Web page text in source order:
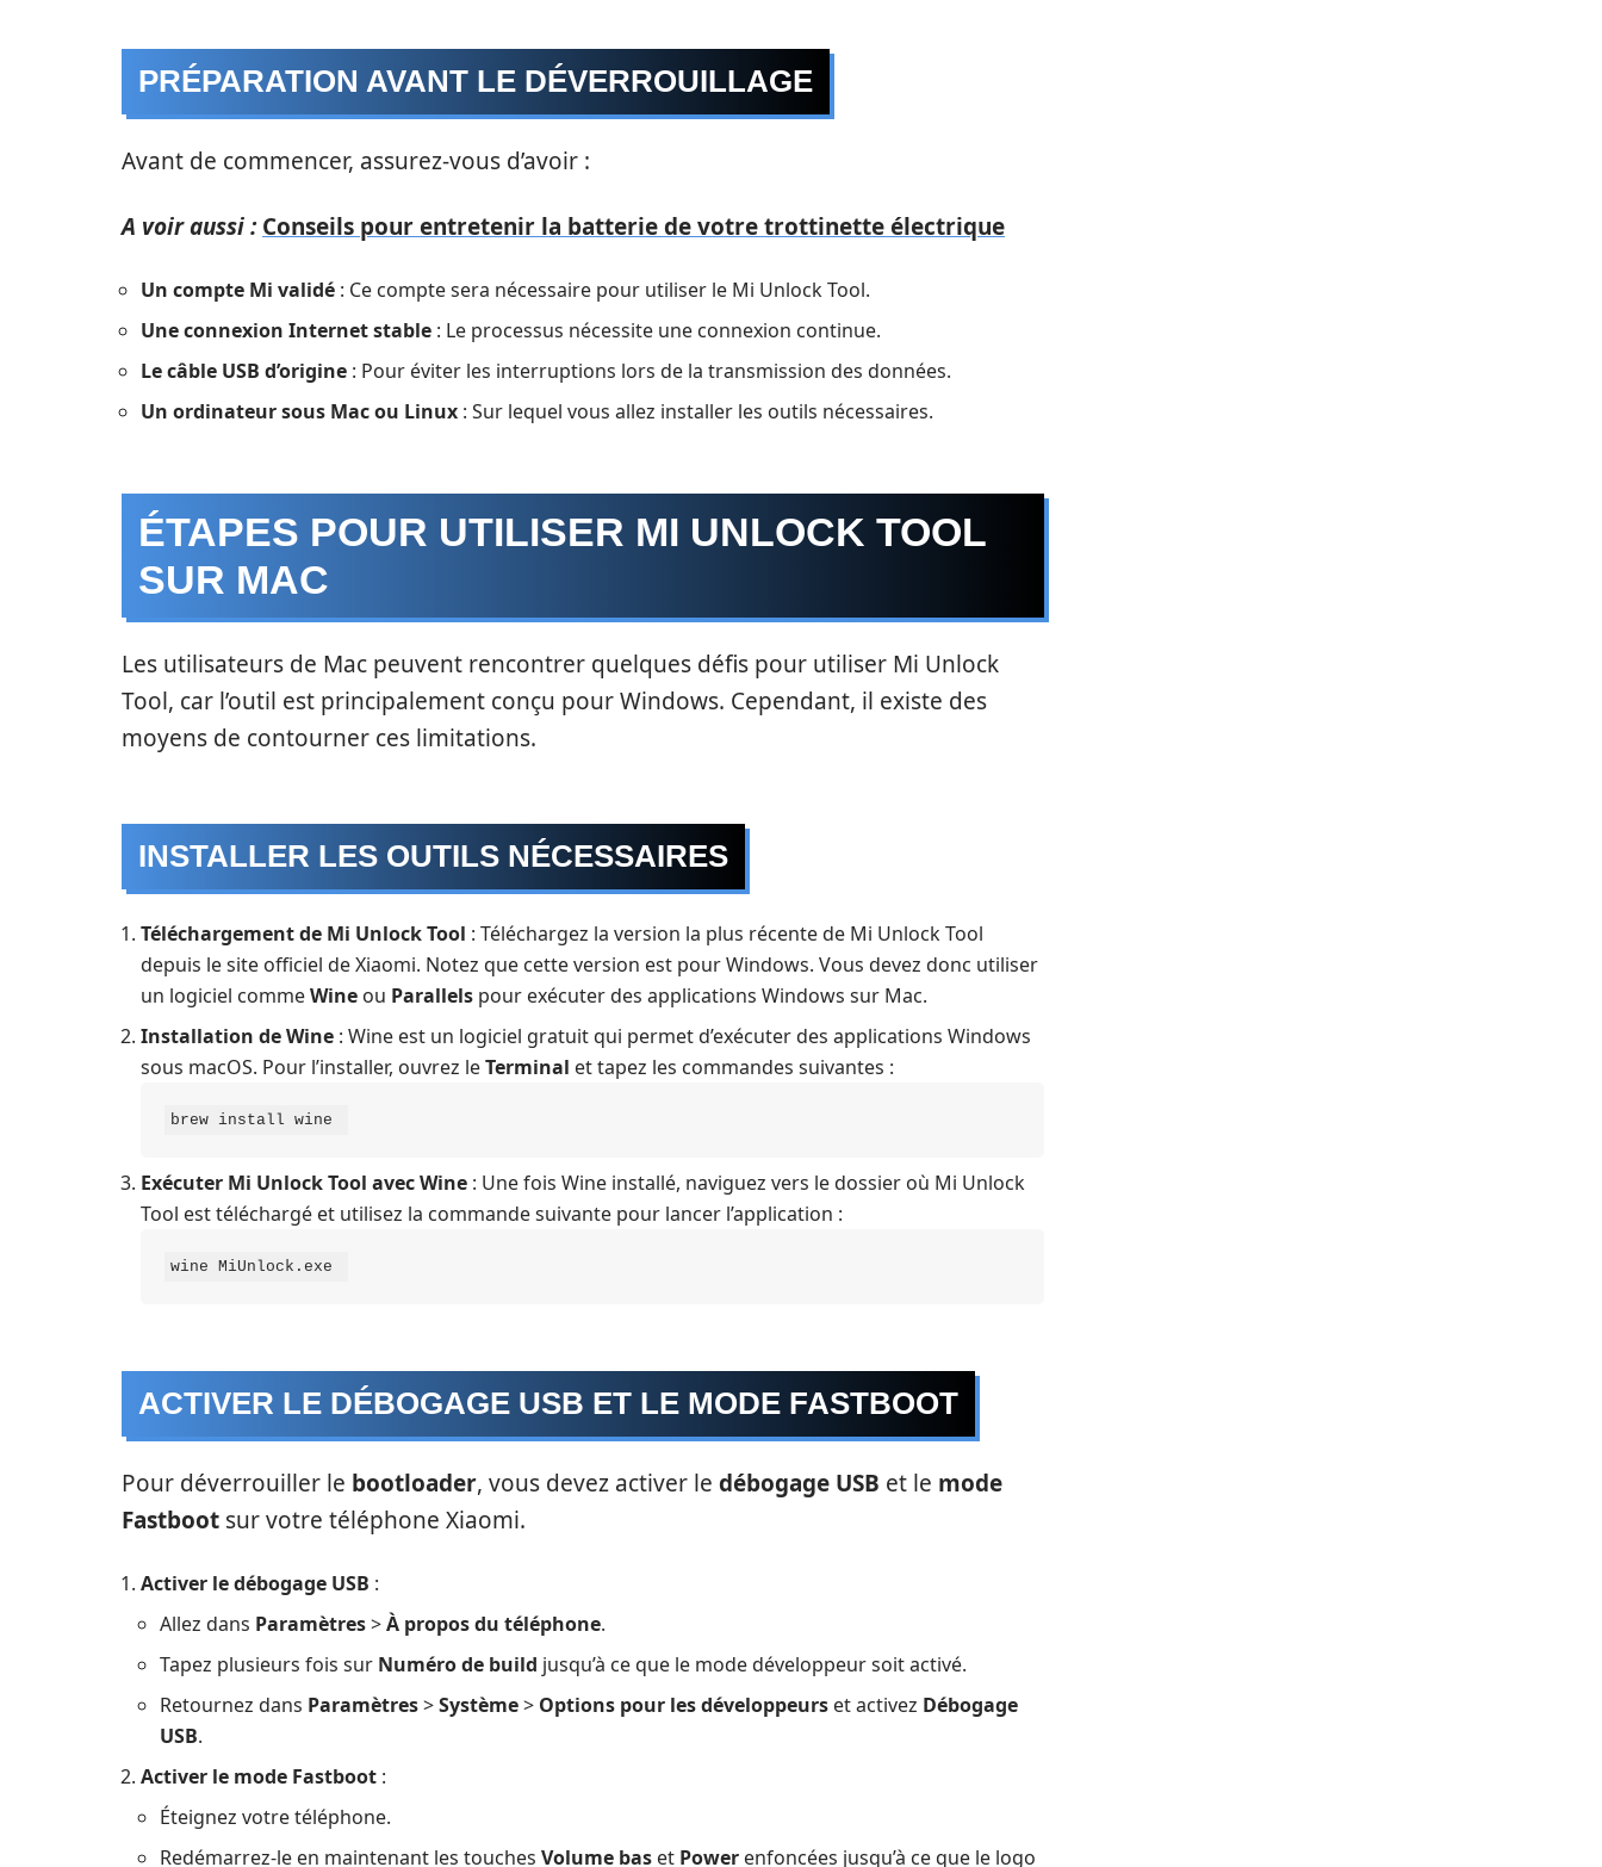
PRÉPARATION AVANT LE DÉVERROUILLAGE
Avant de commencer, assurez-vous d’avoir :
A voir aussi : Conseils pour entretenir la batterie de votre trottinette électrique
Un compte Mi validé : Ce compte sera nécessaire pour utiliser le Mi Unlock Tool.
Une connexion Internet stable : Le processus nécessite une connexion continue.
Le câble USB d’origine : Pour éviter les interruptions lors de la transmission des données.
Un ordinateur sous Mac ou Linux : Sur lequel vous allez installer les outils nécessaires.
ÉTAPES POUR UTILISER MI UNLOCK TOOL
SUR MAC
Les utilisateurs de Mac peuvent rencontrer quelques défis pour utiliser Mi Unlock
Tool, car l’outil est principalement conçu pour Windows. Cependant, il existe des
moyens de contourner ces limitations.
INSTALLER LES OUTILS NÉCESSAIRES
Téléchargement de Mi Unlock Tool : Téléchargez la version la plus récente de Mi Unlock Tool
depuis le site officiel de Xiaomi. Notez que cette version est pour Windows. Vous devez donc utiliser
un logiciel commeWine ou Parallels pour exécuter des applications Windows sur Mac.
Installation de Wine : Wine est un logiciel gratuit qui permet d’exécuter des applications Windows
sous macOS. Pour l’installer, ouvrez leTerminal et tapez les commandes suivantes :
brew install wine
Exécuter Mi Unlock Tool avec Wine : Une fois Wine installé, naviguez vers le dossier où Mi Unlock
Tool est téléchargé et utilisez la commande suivante pour lancer l’application :
wine MiUnlock.exe
ACTIVER LE DÉBOGAGE USB ET LE MODE FASTBOOT
Pour déverrouiller le bootloader, vous devez activer le débogage USB et le mode
Fastboot sur votre téléphone Xiaomi.
Activer le débogage USB :
Allez dans Paramètres>À propos du téléphone.
Tapez plusieurs fois sur Numéro de build jusqu’à ce que le mode développeur soit activé.
Retournez dans Paramètres>Système> Options pour les développeurs et activez Débogage
USB.
Activer le mode Fastboot :
Éteignez votre téléphone.
Redémarrez-le en maintenant les touches Volume bas et Power enfoncées jusqu’à ce que le logo